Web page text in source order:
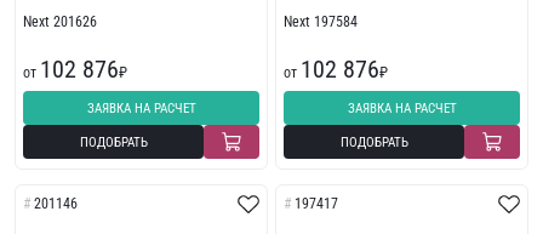
Next 201626
от 102 876₽
ЗАЯВКА НА РАСЧЕТ
ПОДОБРАТЬ
Next 197584
от 102 876₽
ЗАЯВКА НА РАСЧЕТ
ПОДОБРАТЬ
201146 197417